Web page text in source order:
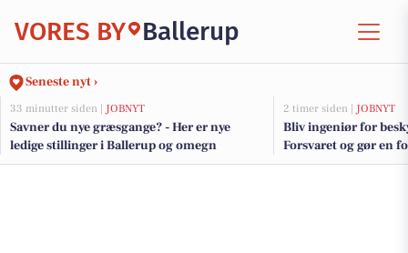
VORES BY Ballerup
Seneste nyt ›
33 minutter siden | JOBNYT
Savner du nye græsgange? - Her er nye
ledige stillinger i Ballerup og omegn
2 timer siden | JOBNYT
Bliv ingeniør for
Forsvaret og gør en